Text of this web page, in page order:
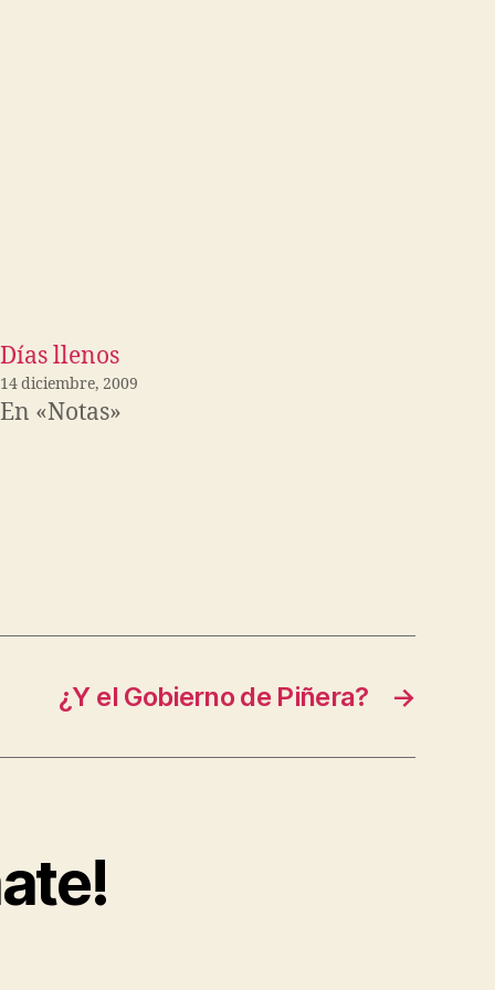
Días llenos
14 diciembre, 2009
En «Notas»
→
¿Y el Gobierno de Piñera?